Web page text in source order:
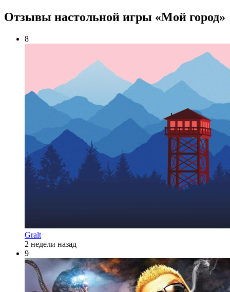
Отзывы настольной игры «Мой город»
8
Gralt
2 недели назад
9